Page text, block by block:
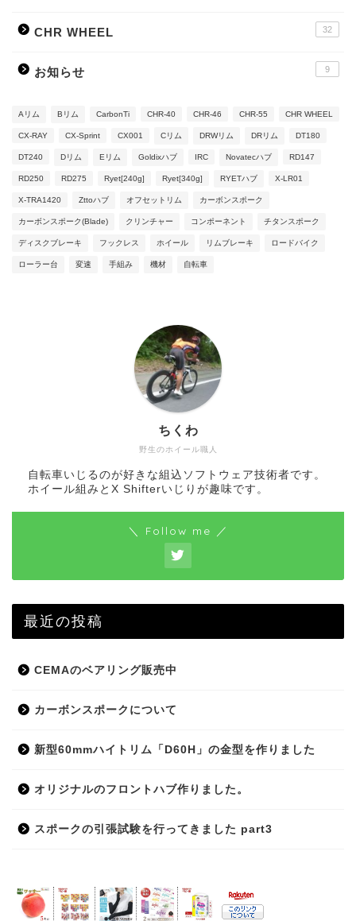
CHR WHEEL 32
お知らせ 9
Aリム Bリム CarbonTi CHR-40 CHR-46 CHR-55 CHR WHEEL
CX-RAY CX-Sprint CX001 Cリム DRWリム DRリム DT180
DT240 Dリム Eリム Goldixハブ IRC Novatecハブ RD147
RD250 RD275 Ryet[240g] Ryet[340g] RYETハブ X-LR01
X-TRA1420 Zttoハブ オフセットリム カーボンスポーク
カーボンスポーク(Blade) クリンチャー コンポーネント チタンスポーク
ディスクブレーキ フックレス ホイール リムブレーキ ロードバイク
ローラー台 変速 手組み 機材 自転車
野生のホイール職人
ちくわ
自転車いじるのが好きな組込ソフトウェア技術者です。
ホイール組みとX Shifterいじりが趣味です。
＼ Follow me ／
最近の投稿
CEMAのベアリング販売中
カーボンスポークについて
新型60mmハイトリム「D60H」の金型を作りました
オリジナルのフロントハブ作りました。
スポークの引張試験を行ってきました part3